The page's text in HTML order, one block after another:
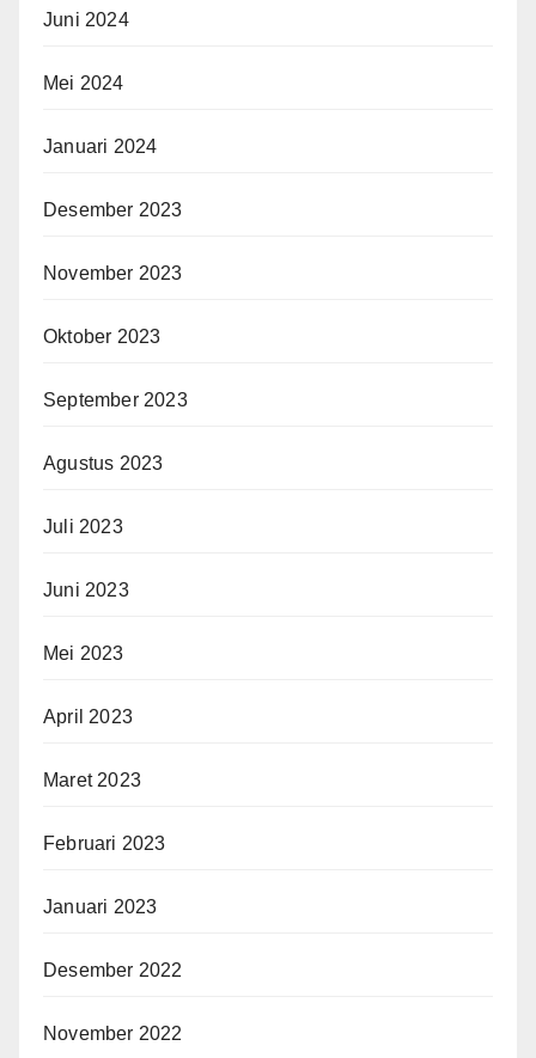
Juni 2024
Mei 2024
Januari 2024
Desember 2023
November 2023
Oktober 2023
September 2023
Agustus 2023
Juli 2023
Juni 2023
Mei 2023
April 2023
Maret 2023
Februari 2023
Januari 2023
Desember 2022
November 2022